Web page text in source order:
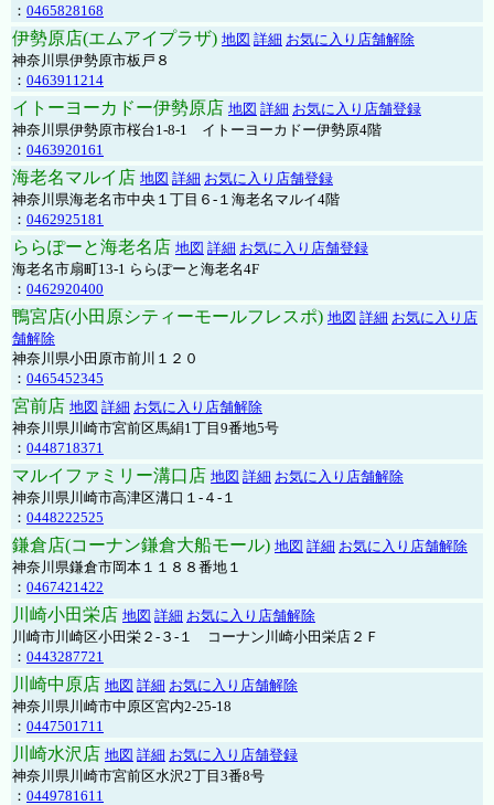
： 0465828168
伊勢原店(エムアイプラザ) 地図 詳細 お気に入り店舗解除
神奈川県伊勢原市板戸８
： 0463911214
イトーヨーカドー伊勢原店 地図 詳細 お気に入り店舗登録
神奈川県伊勢原市桜台1-8-1 イトーヨーカドー伊勢原4階
： 0463920161
海老名マルイ店 地図 詳細 お気に入り店舗登録
神奈川県海老名市中央１丁目６-１海老名マルイ4階
： 0462925181
ららぽーと海老名店 地図 詳細 お気に入り店舗登録
海老名市扇町13-1 ららぽーと海老名4F
： 0462920400
鴨宮店(小田原シティーモールフレスポ) 地図 詳細 お気に入り店
舗解除
神奈川県小田原市前川１２０
： 0465452345
宮前店 地図 詳細 お気に入り店舗解除
神奈川県川崎市宮前区馬絹1丁目9番地5号
： 0448718371
マルイファミリー溝口店 地図 詳細 お気に入り店舗解除
神奈川県川崎市高津区溝口１-４-１
： 0448222525
鎌倉店(コーナン鎌倉大船モール) 地図 詳細 お気に入り店舗解除
神奈川県鎌倉市岡本１１８８番地１
： 0467421422
川崎小田栄店 地図 詳細 お気に入り店舗解除
川崎市川崎区小田栄２‐３‐１ コーナン川崎小田栄店２Ｆ
： 0443287721
川崎中原店 地図 詳細 お気に入り店舗解除
神奈川県川崎市中原区宮内2-25-18
： 0447501711
川崎水沢店 地図 詳細 お気に入り店舗登録
神奈川県川崎市宮前区水沢2丁目3番8号
： 0449781611